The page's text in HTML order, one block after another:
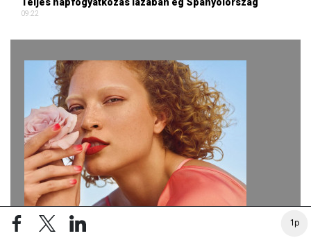
1p
09:22